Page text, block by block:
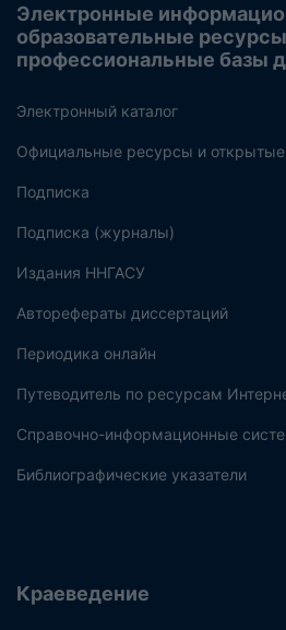
Электронные
образовательные
профессиональные базы
Электронный каталог
Официальные ресурсы и открытые
Подписка
Подписка (журналы)
Издания ННГАСУ
Авторефераты диссертаций
Периодика онлайн
Путеводитель по ресурсам
Справочно-информационные
Библиографические указатели
Краеведение